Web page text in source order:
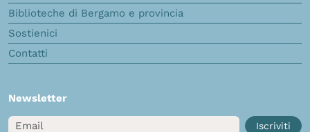
Biblioteche di Bergamo e provincia
Sostienici
Contatti
Newsletter
Email
Iscriviti